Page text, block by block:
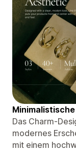
Das Charm-
modernes
mit einem